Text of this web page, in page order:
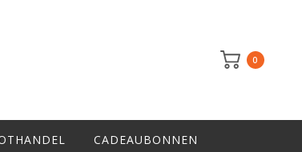
0
CADEAUBONNEN